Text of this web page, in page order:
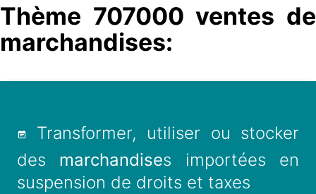
Thème 707000 ventes de
marchandises:
Transformer, utiliser ou stocker
des marchandises importées en
suspension de droits et taxes